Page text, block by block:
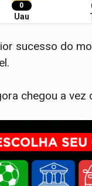
0
Uau
sucesso do
chegou a vez